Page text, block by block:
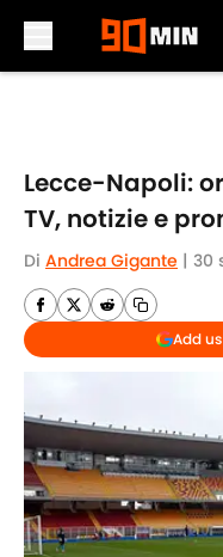
Lecce-Napoli:
TV, notizie e
Di Andrea Gigante | 30
Add